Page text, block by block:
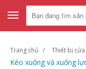
Toggle
navigation
Trang chủ Thiết bị cửa
Kéo xuống và xuống